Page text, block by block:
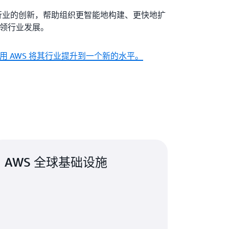
业的创新，帮助组织更智能地构建、更快地扩
行业发展。
AWS 将其行业提升到一个新的水平。
AWS 全球基础设施